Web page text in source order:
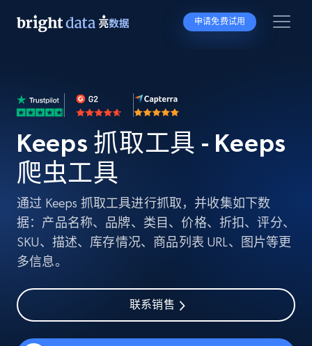
申请免费试用
Keeps 抓取工具 - Keeps
爬虫工具
通过 Keeps 抓取工具进行抓取，并收集如下数
据：产品名称、品牌、类目、价格、折扣、评分、
SKU、描述、库存情况、商品列表 URL、图片等更
多信息。
联系销售